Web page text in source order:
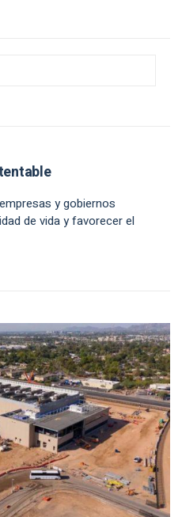
y gobiernos
de vida y favorecer el